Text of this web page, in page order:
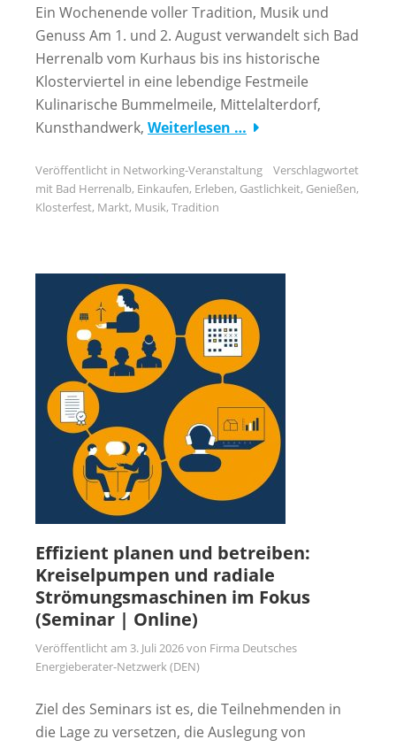
Ein Wochenende voller Tradition, Musik und
Genuss Am 1. und 2. August verwandelt sich Bad
Herrenalb vom Kurhaus bis ins historische
Klosterviertel in eine lebendige Festmeile
Kulinarische Bummelmeile, Mittelalterdorf,
Kunsthandwerk, Weiterlesen …
Veröffentlicht in Networking-Veranstaltung
Verschlagwortet
mit Bad Herrenalb, Einkaufen, Erleben, Gastlichkeit, Genießen,
Klosterfest, Markt, Musik, Tradition
Effizient planen und betreiben:
Kreiselpumpen und radiale
Strömungsmaschinen im Fokus
(Seminar | Online)
Veröffentlicht am 3. Juli 2026von Firma Deutsches
Energieberater-Netzwerk (DEN)
Ziel des Seminars ist es, die Teilnehmenden in
die Lage zu versetzen, die Auslegung von